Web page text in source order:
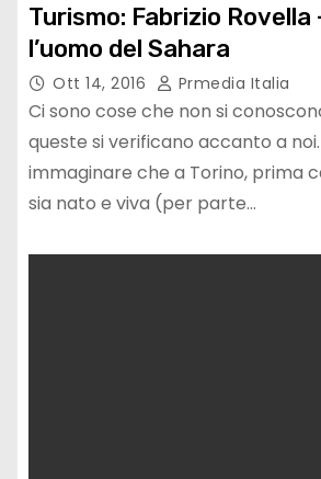
Turismo: Fabrizio
l’uomo del Sahara
Ott 14, 2016 Prmedia Italia
Ci sono cose che non si
queste si verificano accanto a
immaginare che a Torino, prima
sia nato e viva (per parte…